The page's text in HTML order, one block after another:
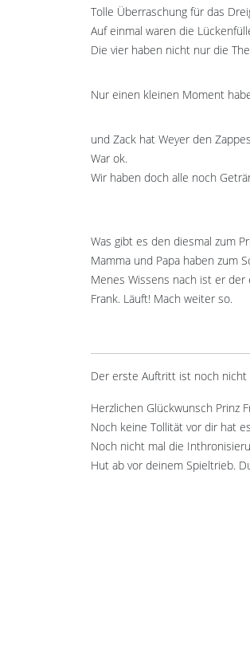
Tolle Überraschung für das
Auf einmal waren die
Die vier haben nicht nur die
Nur einen kleinen Moment
und Zack hat Weyer den
War ok.
Wir haben doch alle noch
Was gibt es den diesmal zum
Mamma und Papa haben zum
Menes Wissens nach ist er
Frank. Läuft! Mach weiter so.
Der erste Auftritt ist noch nicht
Herzlichen Glückwunsch Prinz
Noch keine Tollität vor dir hat
Noch nicht mal die
Hut ab vor deinem Spieltrieb.